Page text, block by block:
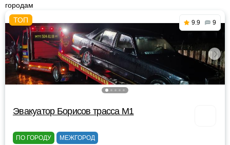
городам
9.9 9
Эвакуатор Борисов трасса М1
ПО ГОРОДУ МЕЖГОРОД